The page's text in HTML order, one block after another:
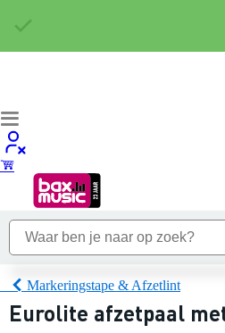
Markeringstape & Afzetlint
Eurolite afzetpaal